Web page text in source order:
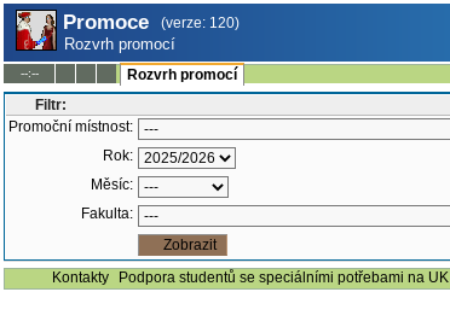
Promoce (verze: 120)
Rozvrh promocí
--:--
Rozvrh promocí
Filtr:
Promoční místnost:
Rok:
Měsíc:
Fakulta:
Kontakty
Podpora studentů se speciálními potřebami na UK